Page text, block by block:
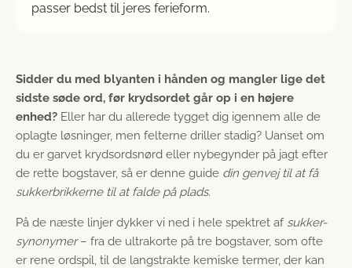
passer bedst til jeres ferieform.
Sidder du med blyanten i hånden og mangler lige det
sidste søde ord, før krydsordet går op i en højere
enhed? Eller har du allerede tygget dig igennem alle de
oplagte løsninger, men felterne driller stadig? Uanset om
du er garvet krydsordsnørd eller nybegynder på jagt efter
de rette bogstaver, så er denne guide din genvej til at få
sukkerbrikkerne til at falde på plads.
På de næste linjer dykker vi ned i hele spektret af sukker-
synonymer– fra de ultrakorte på tre bogstaver, som ofte
er rene ordspil, til de langstrakte kemiske termer, der kan